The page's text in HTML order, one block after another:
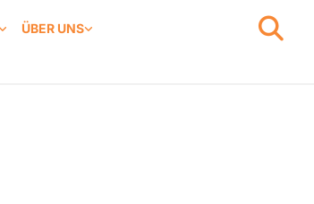
ÜBER UNS